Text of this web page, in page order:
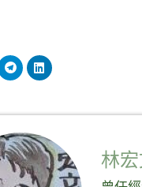
在
按
一
享
Telegram(在
新
視
窗
中
開
分
享
視
開
啟) 林